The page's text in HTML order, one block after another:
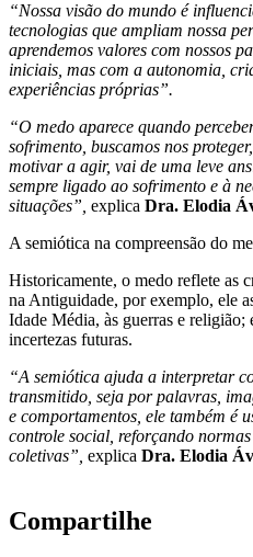
“Nossa visão do mundo é
tecnologias que ampliam nossa
aprendemos valores com nossos
iniciais, mas com a autonomia,
experiências próprias”.
“O medo aparece quando
sofrimento, buscamos nos
motivar a agir, vai de uma leve
sempre ligado ao sofrimento e à
situações”, explica Dra. Elodia
A semiótica na compreensão do
Historicamente, o medo reflete as
na Antiguidade, por exemplo, ele
Idade Média, às guerras e religião;
incertezas futuras.
“A semiótica ajuda a interpretar
transmitido, seja por palavras,
e comportamentos, ele também é
controle social, reforçando
coletivas”, explica Dra. Elodia
Compartilhe